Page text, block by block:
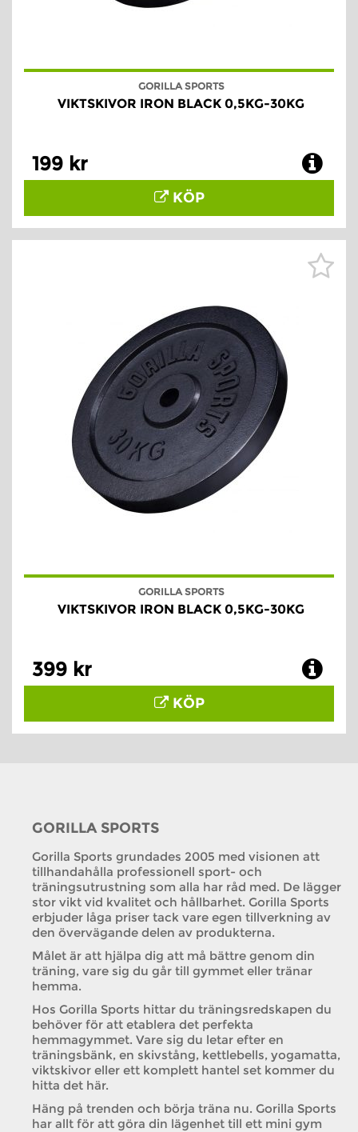
GORILLA SPORTS
VIKTSKIVOR IRON BLACK 0,5KG-30KG
199 kr
KÖP
GORILLA SPORTS
VIKTSKIVOR IRON BLACK 0,5KG-30KG
399 kr
KÖP
GORILLA SPORTS
Gorilla Sports grundades 2005 med visionen att
tillhandahålla professionell sport- och
träningsutrustning som alla har råd med. De lägger
stor vikt vid kvalitet och hållbarhet. Gorilla Sports
erbjuder låga priser tack vare egen tillverkning av
den övervägande delen av produkterna.
Målet är att hjälpa dig att må bättre genom din
träning, vare sig du går till gymmet eller tränar
hemma.
Hos Gorilla Sports hittar du träningsredskapen du
behöver för att etablera det perfekta
hemmagymmet. Vare sig du letar efter en
träningsbänk, en skivstång, kettlebells, yogamatta,
viktskivor eller ett komplett hantel set kommer du
hitta det här.
Häng på trenden och börja träna nu. Gorilla Sports
har allt för att göra din lägenhet till ett mini gym